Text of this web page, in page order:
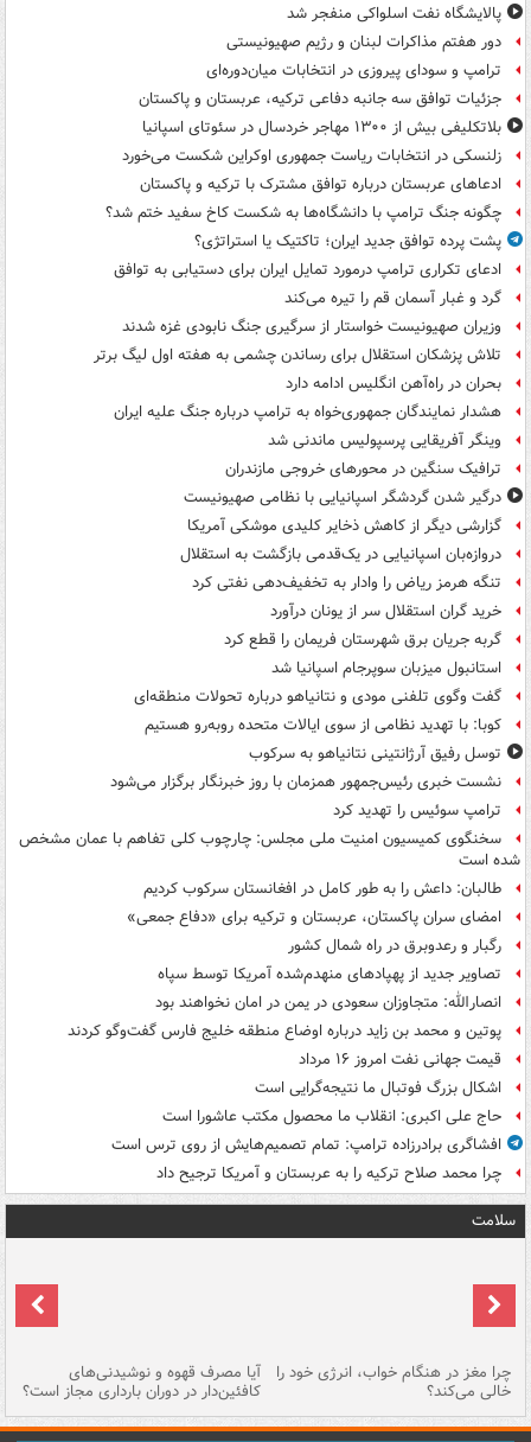
پالایشگاه نفت اسلواکی منفجر شد
دور هفتم مذاکرات لبنان و رژیم صهیونیستی
ترامپ و سودای پیروزی در انتخابات میان‌دوره‌ای
جزئیات توافق سه جانبه دفاعی ترکیه، عربستان و پاکستان
بلاتکلیفی بیش از ۱۳۰۰ مهاجر خردسال در سئوتای اسپانیا
زلنسکی در انتخابات ریاست جمهوری اوکراین شکست می‌خورد
ادعاهای عربستان درباره توافق مشترک با ترکیه و پاکستان
چگونه جنگ ترامپ با دانشگاه‌ها به شکست کاخ سفید ختم شد؟
پشت پرده توافق جدید ایران؛ تاکتیک یا استراتژی؟
ادعای تکراری ترامپ درمورد تمایل ایران برای دستیابی به توافق
گرد و غبار آسمان قم را تیره می‌کند
وزیران صهیونیست خواستار از سرگیری جنگ نابودی غزه شدند
تلاش پزشکان استقلال برای رساندن چشمی به هفته اول لیگ برتر
بحران در راه‌آهن انگلیس ادامه دارد
هشدار نمایندگان جمهوری‌خواه به ترامپ درباره جنگ علیه ایران
وینگر آفریقایی پرسپولیس ماندنی شد
ترافیک سنگین در محورهای خروجی مازندران
درگیر شدن گردشگر اسپانیایی با نظامی صهیونیست
گزارشی دیگر از کاهش ذخایر کلیدی موشکی آمریکا
دروازه‌بان اسپانیایی در یک‌قدمی بازگشت به استقلال
تنگه هرمز ریاض را وادار به تخفیف‌دهی نفتی کرد
خرید گران استقلال سر از یونان درآورد
گربه جریان برق شهرستان فریمان را قطع کرد
استانبول میزبان سوپرجام اسپانیا شد
گفت وگوی تلفنی مودی و نتانیاهو درباره تحولات منطقه‌ای
کوبا: با تهدید نظامی از سوی ایالات متحده روبه‌رو هستیم
توسل رفیق آرژانتینی نتانیاهو به سرکوب
نشست خبری رئیس‌جمهور همزمان با روز خبرنگار برگزار می‌شود
ترامپ سوئیس را تهدید کرد
سخنگوی کمیسیون امنیت ملی مجلس: چارچوب کلی تفاهم با عمان مشخص
شده است
طالبان: داعش را به طور کامل در افغانستان سرکوب کردیم
امضای سران پاکستان، عربستان و ترکیه برای «دفاع جمعی»
رگبار و رعدوبرق در راه شمال کشور
تصاویر جدید از پهپادهای منهدم‌شده آمریکا توسط سپاه
انصارالله: متجاوزان سعودی در یمن در امان نخواهند بود
پوتین و محمد بن زاید درباره اوضاع منطقه خلیج فارس گفت‌وگو کردند
قیمت جهانی نفت امروز ۱۶ مرداد
اشکال بزرگ فوتبال ما نتیجه‌گرایی است
حاج علی اکبری: انقلاب ما محصول مکتب عاشورا است
افشاگری برادرزاده ترامپ: تمام تصمیم‌هایش از روی ترس است
چرا محمد صلاح ترکیه را به عربستان و آمریکا ترجیح داد
سلامت
چرا مغز در هنگام خواب، انرژی خود را
خالی می‌کند؟
آیا مصرف قهوه و نوشیدنی‌های
کافئین‌دار در دوران بارداری مجاز است؟